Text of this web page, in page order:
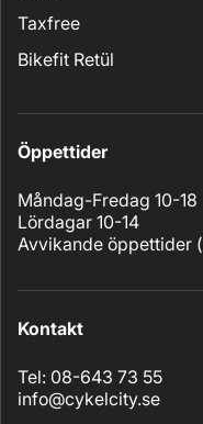
Taxfree
Bikefit Retül
Öppettider
Måndag-Fredag 10-18
Lördagar 10-14
Avvikande öppettider (
Kontakt
Tel: 08-643 73 55
info@cykelcity.se